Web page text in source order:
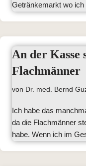
Getränkemarkt wo
An der Kasse
Flachmänner
von Dr. med. Bernd
Ich habe das
da die Flachmänner
habe. Wenn ich im